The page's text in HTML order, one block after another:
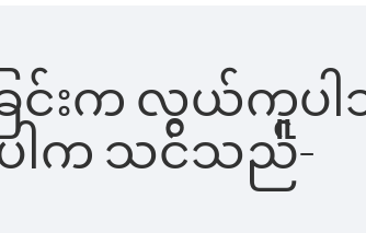
ြင်းက လွယ်ကူပ
ပါက သင်သည်-